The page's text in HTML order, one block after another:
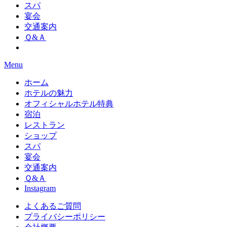
スパ
宴会
交通案内
Ｑ&Ａ
Menu
ホーム
ホテルの魅力
オフィシャルホテル特典
宿泊
レストラン
ショップ
スパ
宴会
交通案内
Ｑ&Ａ
Instagram
よくあるご質問
プライバシーポリシー